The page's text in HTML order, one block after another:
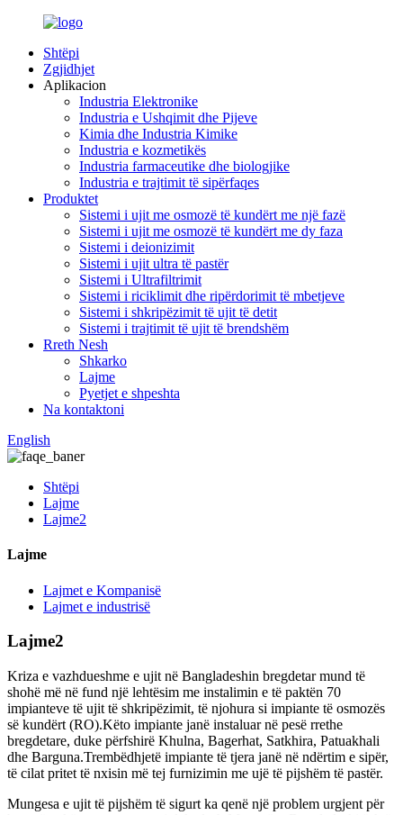
Shtëpi
Zgjidhjet
Aplikacion
Industria Elektronike
Industria e Ushqimit dhe Pijeve
Kimia dhe Industria Kimike
Industria e kozmetikës
Industria farmaceutike dhe biologjike
Industria e trajtimit të sipërfaqes
Produktet
Sistemi i ujit me osmozë të kundërt me një fazë
Sistemi i ujit me osmozë të kundërt me dy faza
Sistemi i deionizimit
Sistemi i ujit ultra të pastër
Sistemi i Ultrafiltrimit
Sistemi i riciklimit dhe ripërdorimit të mbetjeve
Sistemi i shkripëzimit të ujit të detit
Sistemi i trajtimit të ujit të brendshëm
Rreth Nesh
Shkarko
Lajme
Pyetjet e shpeshta
Na kontaktoni
English
Shtëpi
Lajme
Lajme2
Lajme
Lajmet e Kompanisë
Lajmet e industrisë
Lajme2
Kriza e vazhdueshme e ujit në Bangladeshin bregdetar mund të
shohë më në fund një lehtësim me instalimin e të paktën 70
impianteve të ujit të shkripëzimit, të njohura si impiante të osmozës
së kundërt (RO).Këto impiante janë instaluar në pesë rrethe
bregdetare, duke përfshirë Khulna, Bagerhat, Satkhira, Patuakhali
dhe Barguna.Trembëdhjetë impiante të tjera janë në ndërtim e sipër,
të cilat pritet të nxisin më tej furnizimin me ujë të pijshëm të pastër.
Mungesa e ujit të pijshëm të sigurt ka qenë një problem urgjent për